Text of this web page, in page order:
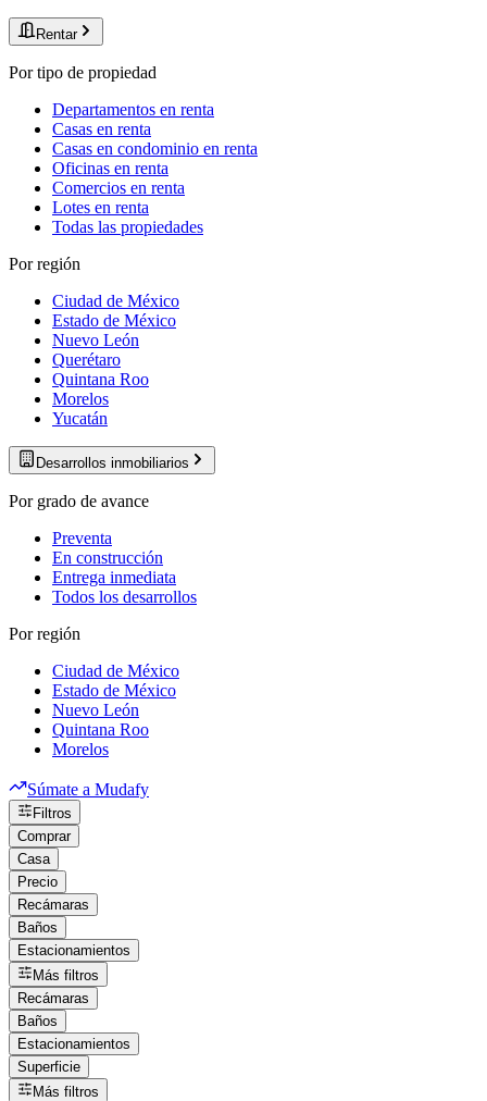
Rentar
Por tipo de propiedad
Departamentos en renta
Casas en renta
Casas en condominio en renta
Oficinas en renta
Comercios en renta
Lotes en renta
Todas las propiedades
Por región
Ciudad de México
Estado de México
Nuevo León
Querétaro
Quintana Roo
Morelos
Yucatán
Desarrollos inmobiliarios
Por grado de avance
Preventa
En construcción
Entrega inmediata
Todos los desarrollos
Por región
Ciudad de México
Estado de México
Nuevo León
Quintana Roo
Morelos
Súmate a Mudafy
Filtros
Comprar
Casa
Precio
Recámaras
Baños
Estacionamientos
Más filtros
Recámaras
Baños
Estacionamientos
Superficie
Más filtros